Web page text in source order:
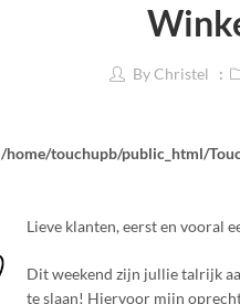
ByChristel
/home/touchupb/public_html/
Lieve klanten, eerst en vooral
Dit weekend zijn jullie talrijk
te slaan! Hiervoor mijn